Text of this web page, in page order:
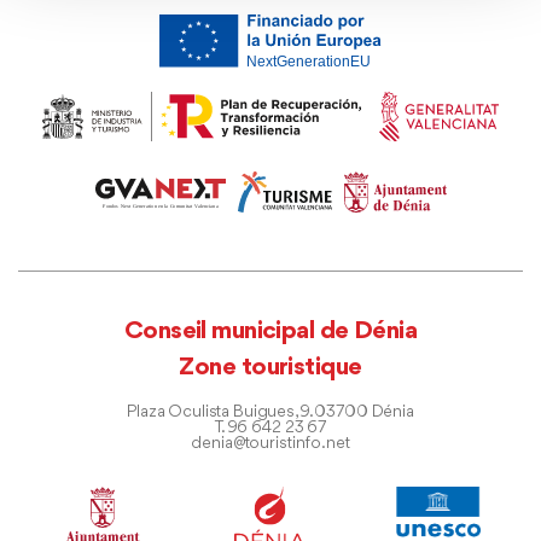
Conseil municipal de Dénia
Zone touristique
Plaza Oculista Buigues, 9. 03700 Dénia
T. 96 642 23 67
denia@touristinfo.net